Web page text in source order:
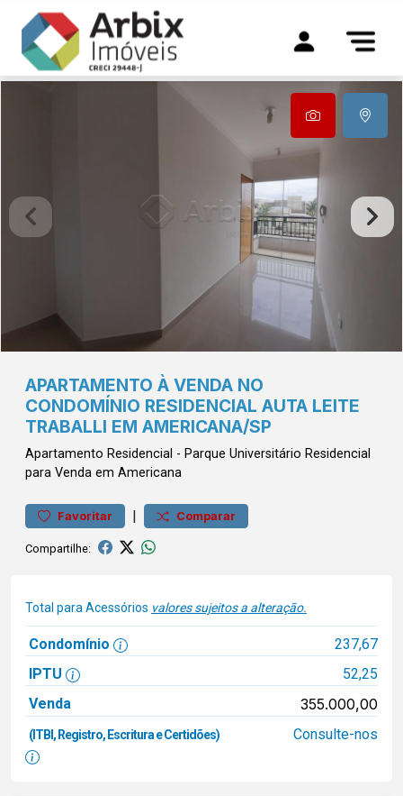
APARTAMENTO À VENDA NO
CONDOMÍNIO RESIDENCIAL AUTA LEITE
TRABALLI EM AMERICANA/SP
Apartamento Residencial - Parque Universitário Residencial
para Venda em Americana
Favoritar | Comparar
Compartilhe:
Total para Acessórios valores sujeitos a alteração.
Condomínio
237,67
IPTU
52,25
Venda
355.000,00
(ITBI, Registro, Escritura e Certidões) Consulte-nos